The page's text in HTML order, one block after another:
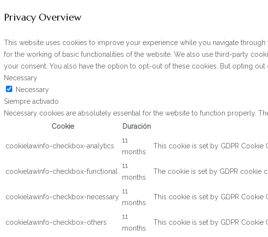
Privacy Overview
This website uses cookies to improve your experience while you navigate
for the working of basic functionalities of the website. We also use third-party
your consent. You also have the option to opt-out of these cookies. But opting
Necessary
Necessary
Siempre activado
Necessary cookies are absolutely essential for the website to function properly.
Cookie
Duración
cookielawinfo-checkbox-analytics
11
months
This cookie is set by GDPR Cookie
cookielawinfo-checkbox-functional
11
months
The cookie is set by GDPR cookie
cookielawinfo-checkbox-necessary
11
months
This cookie is set by GDPR Cookie
cookielawinfo-checkbox-others
11
months
This cookie is set by GDPR